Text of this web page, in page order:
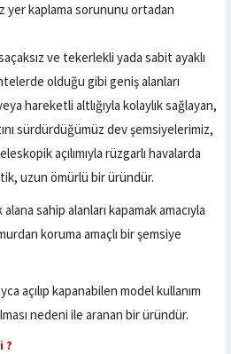
yer kaplama sorununu ortadan
ve tekerlekli yada sabit ayaklı
olduğu gibi geniş alanları
hareketli altlığıyla kolaylık sağlayan,
sürdürdüğümüz dev şemsiyelerimiz,
açılımıyla rüzgarlı havalarda
uzun ömürlü bir üründür.
sahip alanları kapamak amacıyla
koruma amaçlı bir şemsiye
açılıp kapanabilen model kullanım
nedeni ile aranan bir üründür.
?